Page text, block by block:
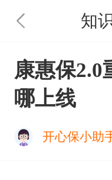
知
康惠保2.0
哪上线
开心保小助